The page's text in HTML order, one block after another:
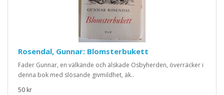
Rosendal, Gunnar: Blomsterbukett
Fader Gunnar, en välkände och älskade Osbyherden, överräcker i
denna bok med slösande givmildhet, äk..
50 kr